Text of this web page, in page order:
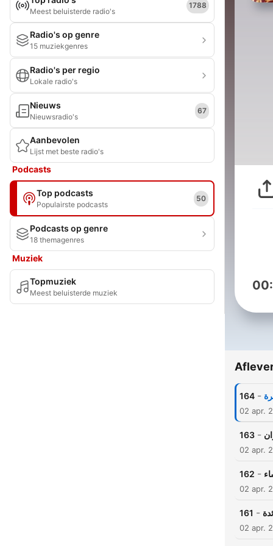
Meest beluisterde radio's
1788
Radio's op genre
15 muziekgenres
Radio's per regio
Lokale radio's
Nieuws
Nieuwsradio's
67
Aanbevolen
Lijst met beste radio's
Podcasts
Top podcasts
Populairste podcasts
50
Podcasts op genre
18 themagenres
Muziek
Topmuziek
Meest beluisterde muziek
164 -
02 apr.
163 -
02 apr.
162 -
02 apr.
161 -
02 apr.